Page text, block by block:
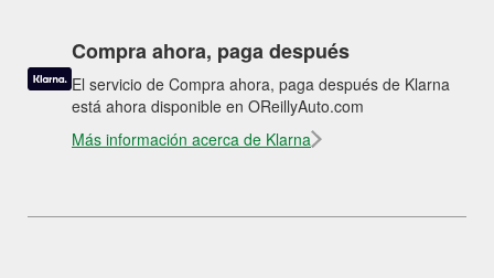
Compra ahora, paga después
El servicio de Compra ahora, paga después de Klarna
está ahora disponible en OReillyAuto.com
Más información acerca de Klarna